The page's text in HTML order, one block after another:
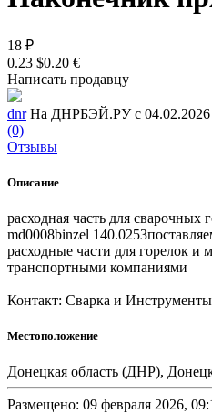
18 ₽
0.23 $0.20 €
Написать продавцу
dnr На ДНРБЭЙ.РУ с 04.02.2026
(0)
Отзывы
Описание
расходная часть для
md0008binzel
расходные части для горелок и
транспортными компаниями
Контакт: Сварка и Инструменты
Местоположение
Донецкая область (ДНР),
Размещено: 09 февраля 2026,